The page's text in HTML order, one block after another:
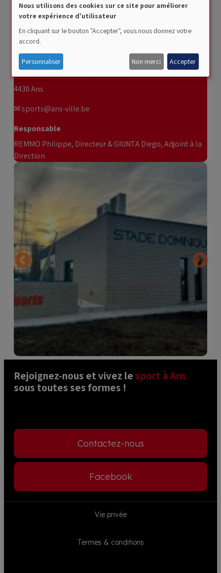
Les tarifs de location peuvent être demandés par e-mail à
la Direction de la RCA AnSports.
Rue Gilles Magnée, 121 bis
4430 Ans
✉ sports@ans-ville.be
Responsable
REMMO Philippe, Directeur & GIUNTA Diego, Adjoint à la
Direction
Rejoignez-nous et vivez le sport à Ans
sous toutes ses formes !
Contactez-nous
Facebook
Footer
Vie privée
Termes & conditions
Use
of
personal
data
and
cookies
Nous utilisons des cookies sur ce site pour améliorer
votre expérience d'utilisateur
En cliquant sur le bouton "Accepter", vous nous donnez votre
accord.
Personnaliser Non merci Accepter